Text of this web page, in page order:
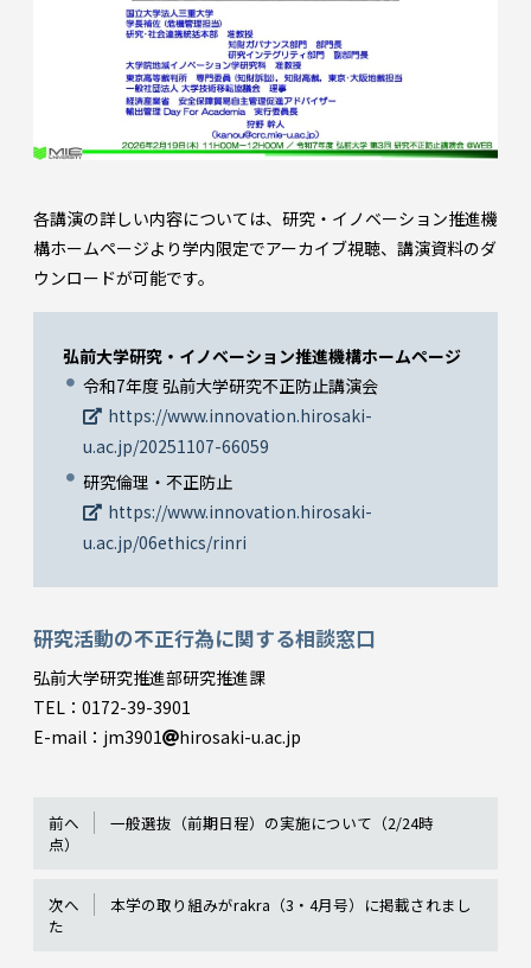
各講演の詳しい内容については、研究・イノベーション推進機
構ホームページより学内限定でアーカイブ視聴、講演資料のダ
ウンロードが可能です。
弘前大学研究・イノベーション推進機構ホームページ
令和7年度 弘前大学研究不正防止講演会
https://www.innovation.hirosaki-
u.ac.jp/20251107-66059
研究倫理・不正防止
https://www.innovation.hirosaki-
u.ac.jp/06ethics/rinri
研究活動の不正行為に関する相談窓口
弘前大学研究推進部研究推進課
TEL：0172-39-3901
E-mail：jm3901
hirosaki-u.ac.jp
前へ
一般選抜（前期日程）の実施について（2/24時
点）
次へ
本学の取り組みがrakra（3・4月号）に掲載されまし
た